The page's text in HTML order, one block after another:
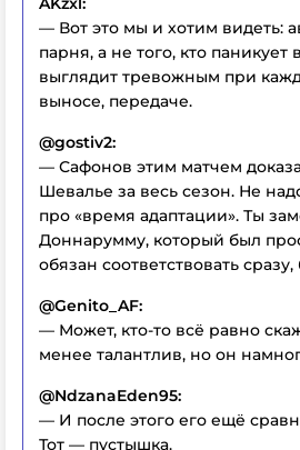
— Вот это мы и хотим видеть:
парня, а не того, кто паникует
выглядит тревожным при
выносе, передаче.
@gostiv2:
— Сафонов этим матчем
Шевалье за весь сезон. Не
про «время адаптации». Ты
Доннарумму, который был
обязан соответствовать
@Genito_AF:
— Может, кто-то всё равно
менее талантлив, но он
@NdzanaEden95:
— И после этого его ещё
Тот — пустышка.